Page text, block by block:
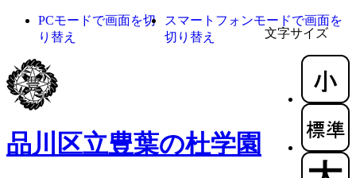
文字サイズ
PCモードで画面を切
り替え
スマートフォンモードで画面を
切り替え
品川区立豊葉の杜学園